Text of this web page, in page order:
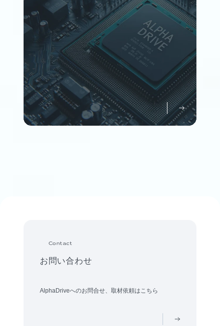
Contact
お問い合わせ
AlphaDriveへのお問合せ、取材依頼はこちら